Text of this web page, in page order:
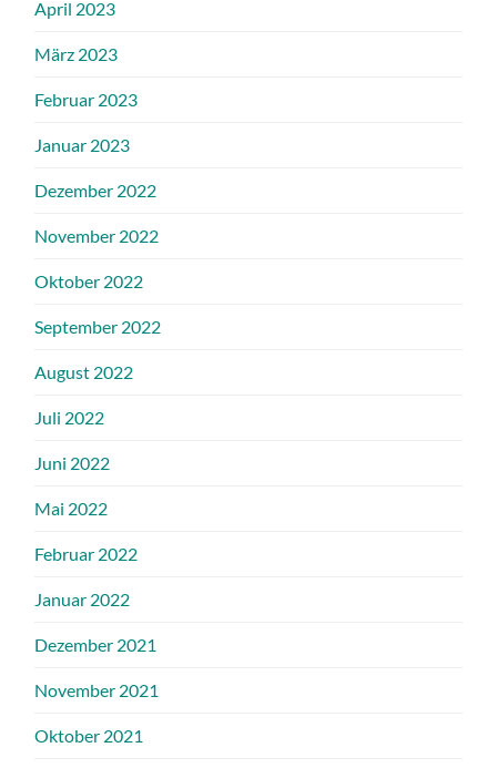
April 2023
März 2023
Februar 2023
Januar 2023
Dezember 2022
November 2022
Oktober 2022
September 2022
August 2022
Juli 2022
Juni 2022
Mai 2022
Februar 2022
Januar 2022
Dezember 2021
November 2021
Oktober 2021